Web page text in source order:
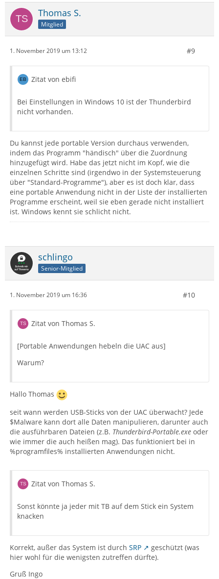
Thomas S.
Mitglied
1. November 2019 um 13:12 #9
Zitat von ebifi
Bei Einstellungen in Windows 10 ist der Thunderbird
nicht vorhanden.
Du kannst jede portable Version durchaus verwenden,
indem das Programm "händisch" über die Zuordnung
hinzugefügt wird. Habe das jetzt nicht im Kopf, wie die
einzelnen Schritte sind (irgendwo in der Systemsteuerung
über "Standard-Programme"), aber es ist doch klar, dass
eine portable Anwendung nicht in der Liste der installierten
Programme erscheint, weil sie eben gerade nicht installiert
ist. Windows kennt sie schlicht nicht.
schlingo
Senior-Mitglied
1. November 2019 um 16:36 #10
Zitat von Thomas S.
[Portable Anwendungen hebeln die UAC aus]
Warum?
Hallo Thomas
seit wann werden USB-Sticks von der UAC überwacht? Jede
$Malware kann dort alle Daten manipulieren, darunter auch
die ausführbaren Dateien (z.B. Thunderbird-Portable.exe oder
wie immer die auch heißen mag). Das funktioniert bei in
%programfiles% installierten Anwendungen nicht.
Zitat von Thomas S.
Sonst könnte ja jeder mit TB auf dem Stick ein System
knacken
Korrekt, außer das System ist durch SRP
geschützt (was
hier wohl für die wenigsten zutreffen dürfte).
Gruß Ingo